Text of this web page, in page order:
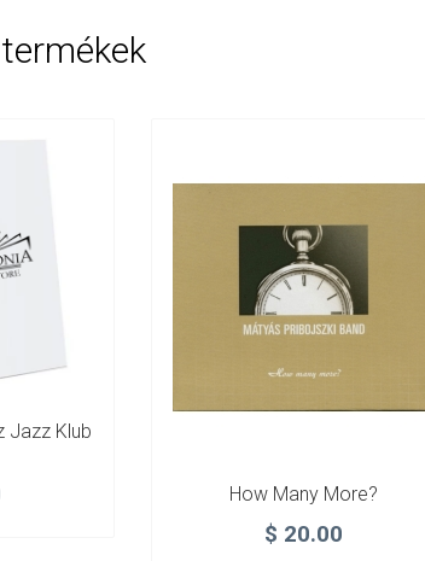
Jazz Klub
How Many More?
$ 20.00